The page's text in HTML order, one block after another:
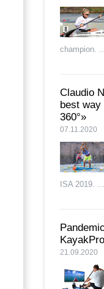
champion. ...
Claudio
best way
360°»
07.11.2020
ISA 2019. ...
KayakPro
21.09.2020